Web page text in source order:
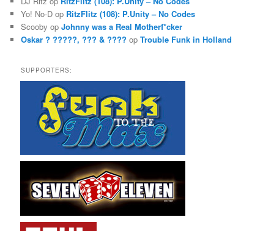
Yo! No-D op RitzFlitz (108): P.Unity – No Codes
Scooby opJohnny was a Real Motherf*cker
Oskar ? ?????, ??? & ???? opTrouble Funk in Holland
SUPPORTERS: